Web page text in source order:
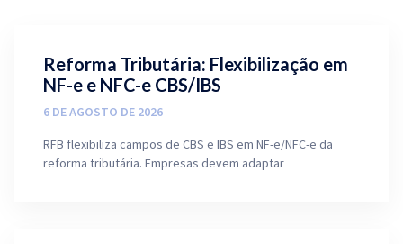
Reforma Tributária: Flexibilização em
NF-e e NFC-e CBS/IBS
6 DE AGOSTO DE 2026
RFB flexibiliza campos de CBS e IBS em NF-e/NFC-e da
reforma tributária. Empresas devem adaptar